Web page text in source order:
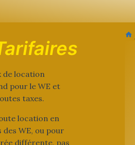
de location
pour le WE et
taxes.
location en
des WE, ou pour
différente, pas